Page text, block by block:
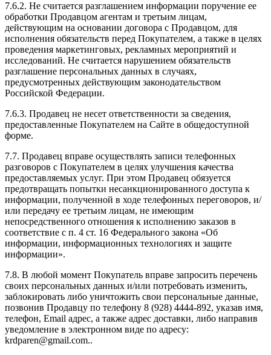
7.6.2. Не считается разглашением информации поручение ее
обработки Продавцом агентам и третьим лицам,
действующим на основании договора с Продавцом, для
исполнения обязательств перед Покупателем, а также в целях
проведения маркетинговых, рекламных мероприятий и
исследований. Не считается нарушением обязательств
разглашение персональных данных в случаях,
предусмотренных действующим законодательством
Российской Федерации.
7.6.3. Продавец не несет ответственности за сведения,
предоставленные Покупателем на Сайте в общедоступной
форме.
7.7. Продавец вправе осуществлять записи телефонных
разговоров с Покупателем в целях улучшения качества
предоставляемых услуг. При этом Продавец обязуется
предотвращать попытки несанкционированного доступа к
информации, полученной в ходе телефонных переговоров, и/
или передачу ее третьим лицам, не имеющим
непосредственного отношения к исполнению заказов в
соответствие с п. 4 ст. 16 Федерального закона «Об
информации, информационных технологиях и защите
информации».
7.8. В любой момент Покупатель вправе запросить перечень
своих персональных данных и/или потребовать изменить,
заблокировать либо уничтожить свои персональные данные,
позвонив Продавцу по телефону 8 (928) 4444-892, указав имя,
телефон, Email адрес, а также адрес доставки, либо направив
уведомление в электронном виде по адресу:
krdparen@gmail.com..